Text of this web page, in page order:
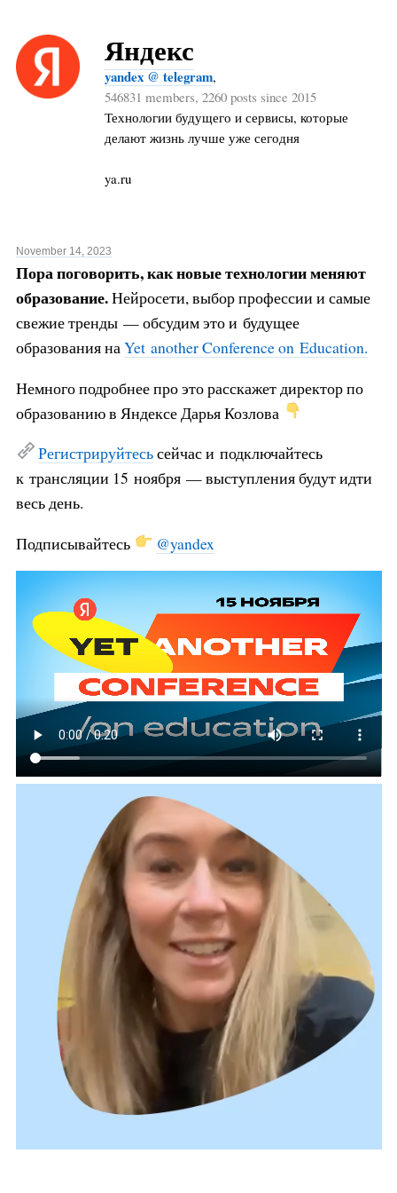
Яндекс
yandex @ telegram,
546831 members, 2260 posts since 2015
Технологии будущего и сервисы, которые
делают жизнь лучше уже сегодня
ya.ru
November 14, 2023
Пора поговорить, как новые технологии меняют
образование.Нейросети, выбор профессии и самые
свежие тренды — обсудим это и будущее
образования наYet another Conference on Education.
Немного подробнее про это расскажет директор по
образованию в Яндексе Дарья Козлова
Регистрируйтесьсейчас и подключайтесь
к трансляции 15 ноября — выступления будут идти
весь день.
Подписывайтесь
@yandex